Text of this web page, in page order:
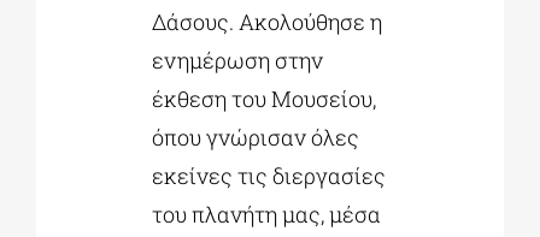
Δάσους. Ακολούθησε η
ενημέρωση στην
έκθεση του Μουσείου,
όπου γνώρισαν όλες
εκείνες τις διεργασίες
του πλανήτη μας, μέσα